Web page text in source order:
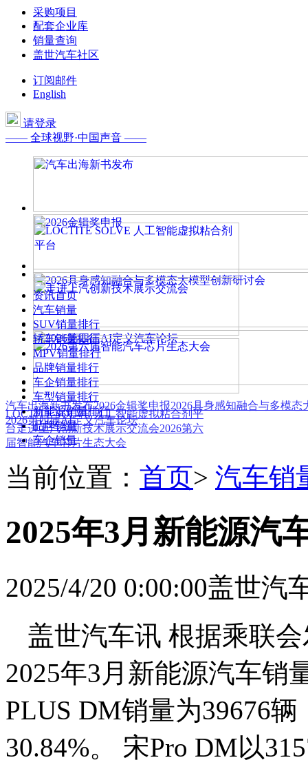
采购项目
配套企业库
销量查询
盖世汽车社区
订阅邮件
English
请登录
—— 全球视野·中国声音 ——
汽车出海新书发布2026金辑奖申报2026具身感知融合与多模态
2026第四届AI定义汽车论坛
LOCTITE SOLVE 人工智能虚拟粘合剂平
台走进上汽创新技术展示交流会2026第六
届智能汽车芯片生态大会
资讯首页
汽车销量
SUV销量排行
轿车销量排行
MPV销量排行
品牌销量排行
车企销量排行
车型销量排行
新能源销量排行
品牌销量
车企销量
当前位置： 首页> 汽车销
2025年3月新能源汽
2025/4/20 0:00:00盖世汽
盖世汽车讯 根据乘联
2025年3月新能源汽车销
PLUS DM销量为39676
30.84%。 宋Pro DM以